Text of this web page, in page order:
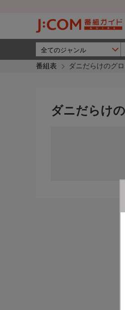
番組表 ダニだらけのグ
ダニだらけ